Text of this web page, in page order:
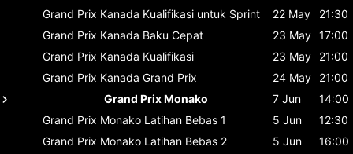
Grand Prix Kanada Kualifikasi untuk Sprint 22 May
21:30
Grand Prix Kanada Baku Cepat 23 May 17:00
Grand Prix Kanada Kualifikasi 23 May
21:00
Grand Prix Kanada Grand Prix 24 May
21:00
Grand Prix Monako
7 Jun
14:00
Grand Prix Monako Latihan Bebas 1 5 Jun
12:30
Grand Prix Monako Latihan Bebas 2 5 Jun
16:00